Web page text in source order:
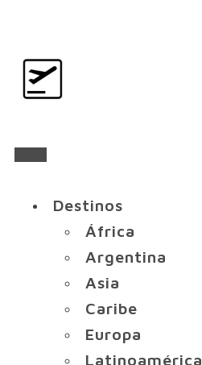
Destinos
África
Argentina
Asia
Caribe
Europa
Latinoamérica